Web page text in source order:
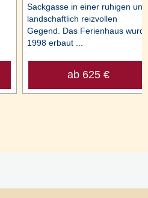
Sackgasse in einer ruhigen und
landschaftlich reizvollen
Gegend. Das Ferienhaus
1998 erbaut ...
ab 625 €